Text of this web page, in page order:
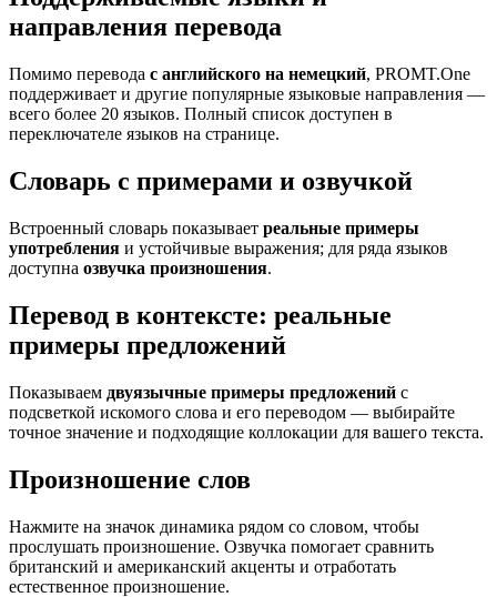
направления перевода
Помимо перевода с английского на немецкий, PROMT.One
поддерживает и другие популярные языковые направления —
всего более 20 языков. Полный список доступен в
переключателе языков на странице.
Словарь с примерами и озвучкой
Встроенный словарь показывает реальные примеры
употребления и устойчивые выражения; для ряда языков
доступна озвучка произношения.
Перевод в контексте: реальные
примеры предложений
Показываем двуязычные примеры предложений с
подсветкой искомого слова и его переводом — выбирайте
точное значение и подходящие коллокации для вашего текста.
Произношение слов
Нажмите на значок динамика рядом со словом, чтобы
прослушать произношение. Озвучка помогает сравнить
британский и американский акценты и отработать
естественное произношение.